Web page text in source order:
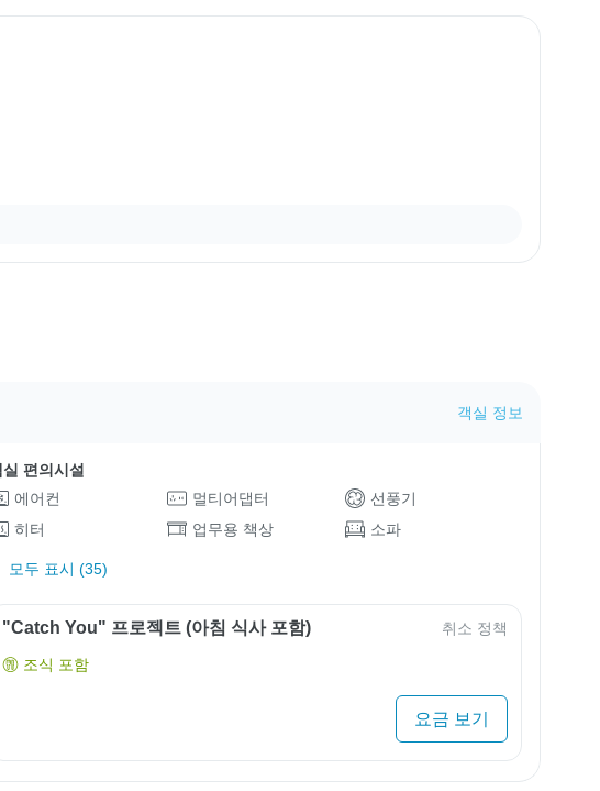
객실 정보
실 편의시설
에어컨
멀티어댑터
선풍기
히터
업무용 책상 소파
모두 표시 (35)
"Catch You" 프로젝트 (아침 식사 포함) 취소 정책
조식 포함
요금 보기